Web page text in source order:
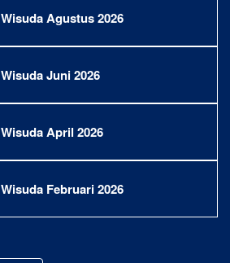
Wisuda Agustus 2026
Wisuda Juni 2026
Wisuda April 2026
Wisuda Februari 2026